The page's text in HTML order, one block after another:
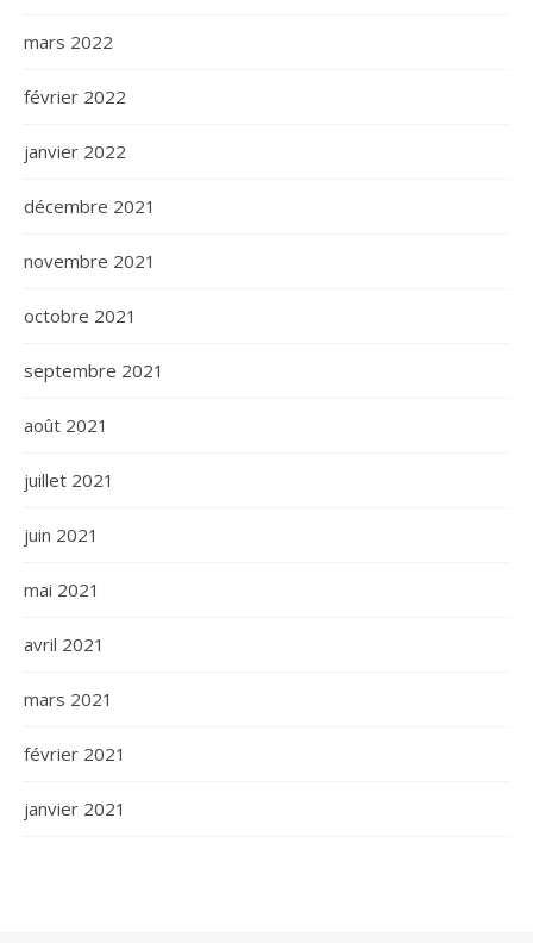
mars 2022
février 2022
janvier 2022
décembre 2021
novembre 2021
octobre 2021
septembre 2021
août 2021
juillet 2021
juin 2021
mai 2021
avril 2021
mars 2021
février 2021
janvier 2021